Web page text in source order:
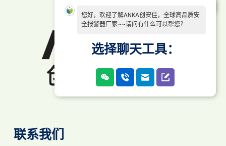
联系我们
您好，欢迎了解ANKA创安佳，全球高品质安
全报警器厂家~~请问有什么可以帮您？
选择聊天工具：